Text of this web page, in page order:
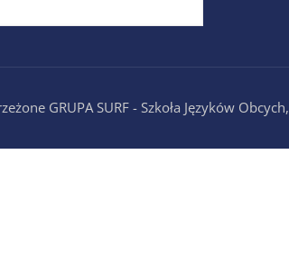
GRUPA SURF - Szkoła Języków Obcych,